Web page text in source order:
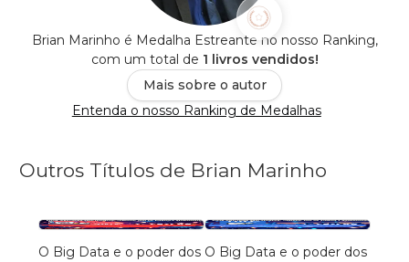
Brian Marinho é Medalha Estreante no nosso Ranking,
com um total de 1 livros vendidos!
Mais sobre o autor
Entenda o nosso Ranking de Medalhas
Outros Títulos de Brian Marinho
O Big Data e o poder dos O Big Data e o poder dos